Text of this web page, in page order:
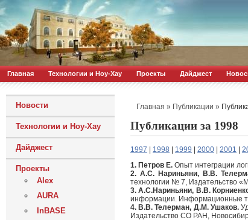
Главная Технологии и Ноу-Хау Проекты Дайджест
Новости
Технологии и Ноу-Хау
Дайджест
Проекты
Alex
AURA
InBASE
Главная » Публикации »
Публикации за 1998
1997 1998 1999 2000 2001
1. Петров Е. Опыт интеграции
2. А.С. Нариньяни, В.В.
технологии № 7, Издательство
3. А.С.Нариньяни, В.В.
информации. Информационные
4. В.В. Телерман, Д.М. Ушаков.
Издательство СО РАН,